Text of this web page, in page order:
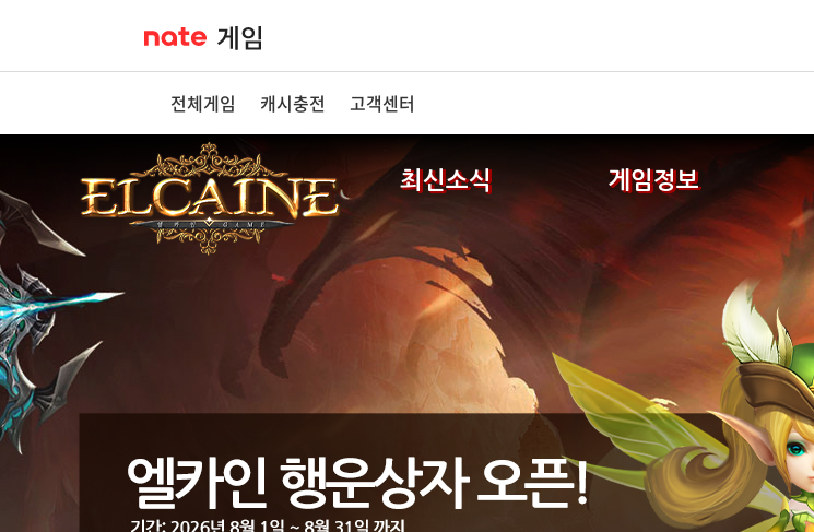
전체게임 캐시충전 고객센터
최신소식 게임정보